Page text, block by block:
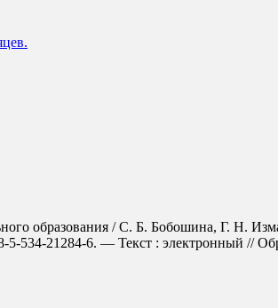
образования / С. Б. Бобошина, Г. Н.
534-21284-6. — Текст : электронный //